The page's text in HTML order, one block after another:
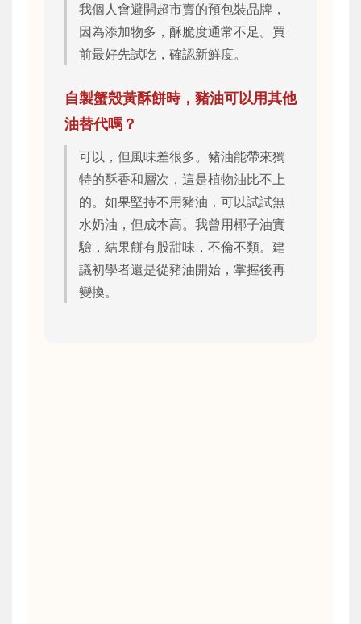
我個人會避開超市賣的預包裝品牌，
因為添加物多，酥脆度通常不足。買
前最好先試吃，確認新鮮度。
自製蟹殼黃酥餅時，豬油可以用其他
油替代嗎？
可以，但風味差很多。豬油能帶來獨
特的酥香和層次，這是植物油比不上
的。如果堅持不用豬油，可以試試無
水奶油，但成本高。我曾用椰子油實
驗，結果餅有股甜味，不倫不類。建
議初學者還是從豬油開始，掌握後再
變換。